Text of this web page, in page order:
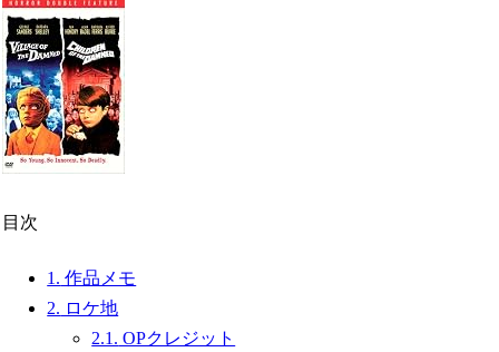
目次
1. 作品メモ
2. ロケ地
2.1. OPクレジット